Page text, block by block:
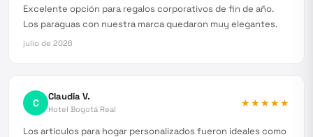
Excelente opción para regalos corporativos de fin de año.
Los paraguas con nuestra marca quedaron muy elegantes.
julio de 2026
C Claudia V.
Hotel Bogotá Real
★★★★★
Los artículos para hogar personalizados fueron ideales como